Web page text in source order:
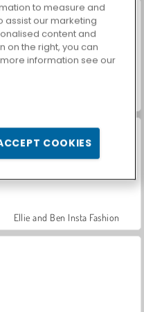
Ellie and Ben Insta Fashion
to measure and
assist our marketing
content and
on the right, you can
information see our
COOKIES